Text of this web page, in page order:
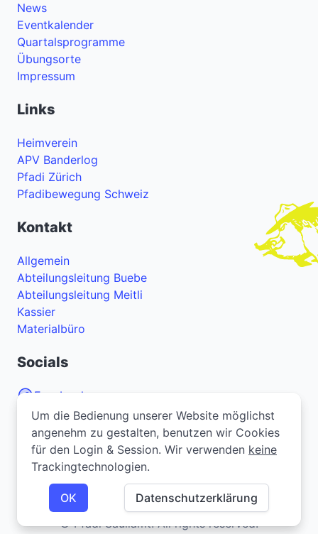
News
Eventkalender
Quartalsprogramme
Übungsorte
Impressum
Links
Heimverein
APV Banderlog
Pfadi Zürich
Pfadibewegung Schweiz
Kontakt
Allgemein
Abteilungsleitung Buebe
Abteilungsleitung Meitli
Kassier
Materialbüro
Socials
Facebook
Instagram
YouTube
Bei Problemen oder Fragen zur Webseite? Melde
hier
© Pfadi Säuliamt. All rights reserved.
Um die Bedienung unserer Website möglichst
angenehm zu gestalten, benutzen wir Cookies
für den Login & Session. Wir verwenden keine
Trackingtechnologien.
OK Datenschutzerklärung
Um die Bedienung unserer Website möglichst
angenehm zu gestalten, benutzen wir Cookies
für den Login & Session. Wir verwenden keine
Trackingtechnologien.
OK Datenschutzerklärung